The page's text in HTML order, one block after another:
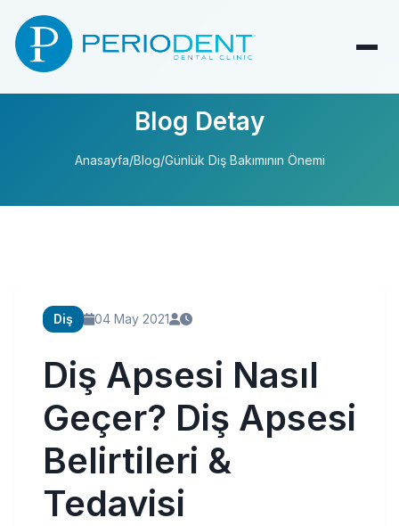
Blog Detay
Anasayfa/Blog/Günlük Diş Bakımının Önemi
Diş 04 May 2021
Diş Apsesi Nasıl
Geçer? Diş Apsesi
Belirtileri &
Tedavisi